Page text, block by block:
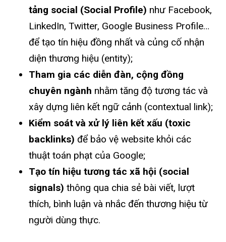
tảng social (Social Profile) như Facebook,
LinkedIn, Twitter, Google Business Profile…
để tạo tín hiệu đồng nhất và củng cố nhận
diện thương hiệu (entity);
Tham gia các diễn đàn, cộng đồng
chuyên ngành nhằm tăng độ tương tác và
xây dựng liên kết ngữ cảnh (contextual link);
Kiểm soát và xử lý liên kết xấu (toxic
backlinks) để bảo vệ website khỏi các
thuật toán phạt của Google;
Tạo tín hiệu tương tác xã hội (social
signals) thông qua chia sẻ bài viết, lượt
thích, bình luận và nhắc đến thương hiệu từ
người dùng thực.